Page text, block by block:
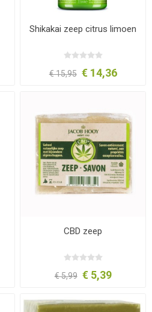
Shikakai zeep citrus limoen
€ 15,95 € 14,36
CBD zeep
€ 5,99 € 5,39